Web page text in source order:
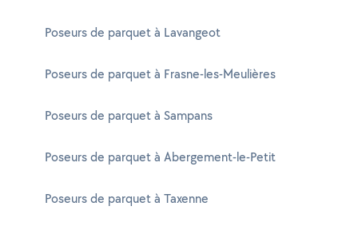
Poseurs de parquet à Lavangeot
Poseurs de parquet à Frasne-les-Meulières
Poseurs de parquet à Sampans
Poseurs de parquet à Abergement-le-Petit
Poseurs de parquet à Taxenne